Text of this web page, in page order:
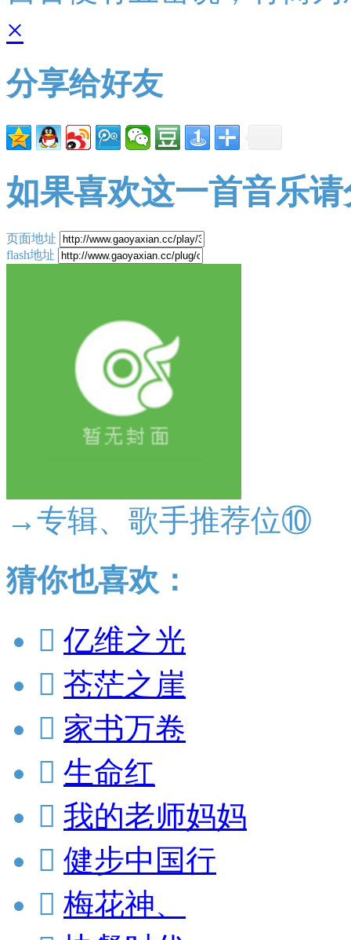
×
分享给好友
如果喜欢这一首音乐
页面地址
flash地址
→专辑、歌手推荐位⑩
猜你也喜欢：
 亿维之光
 苍茫之崖
 家书万卷
 生命红
 我的老师妈妈
 健步中国行
 梅花神、